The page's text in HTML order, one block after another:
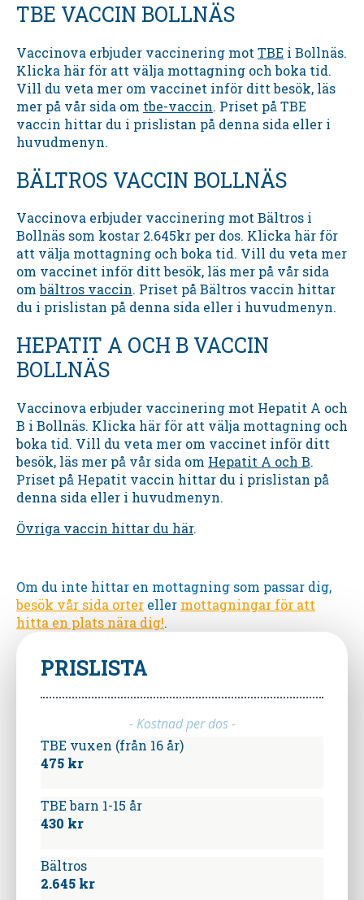
TBE VACCIN BOLLNÄS
Vaccinova erbjuder vaccinering mot TBE i Bollnäs.
Klicka här för att välja mottagning och boka tid.
Vill du veta mer om vaccinet inför ditt besök, läs
mer på vår sida om tbe-vaccin. Priset på TBE
vaccin hittar du i prislistan på denna sida eller i
huvudmenyn.
BÄLTROS VACCIN BOLLNÄS
Vaccinova erbjuder vaccinering mot Bältros i
Bollnäs som kostar 2.645kr per dos. Klicka här för
att välja mottagning och boka tid. Vill du veta mer
om vaccinet inför ditt besök, läs mer på vår sida
ombältros vaccin. Priset på Bältros vaccin hittar
du i prislistan på denna sida eller i huvudmenyn.
HEPATIT A OCH B VACCIN
BOLLNÄS
Vaccinova erbjuder vaccinering mot Hepatit A och
B i Bollnäs. Klicka här för att välja mottagning och
boka tid. Vill du veta mer om vaccinet inför ditt
besök, läs mer på vår sida om Hepatit A och B.
Priset på Hepatit vaccin hittar du i prislistan på
denna sida eller i huvudmenyn.
Övriga vaccin hittar du här.
Om du inte hittar en mottagning som passar dig,
besök vår sida orter eller mottagningar för att
hitta en plats nära dig!.
PRISLISTA
- Kostnad per dos -
TBE vuxen (från 16 år)
475 kr
TBE barn 1-15 år
430 kr
Bältros
2.645 kr